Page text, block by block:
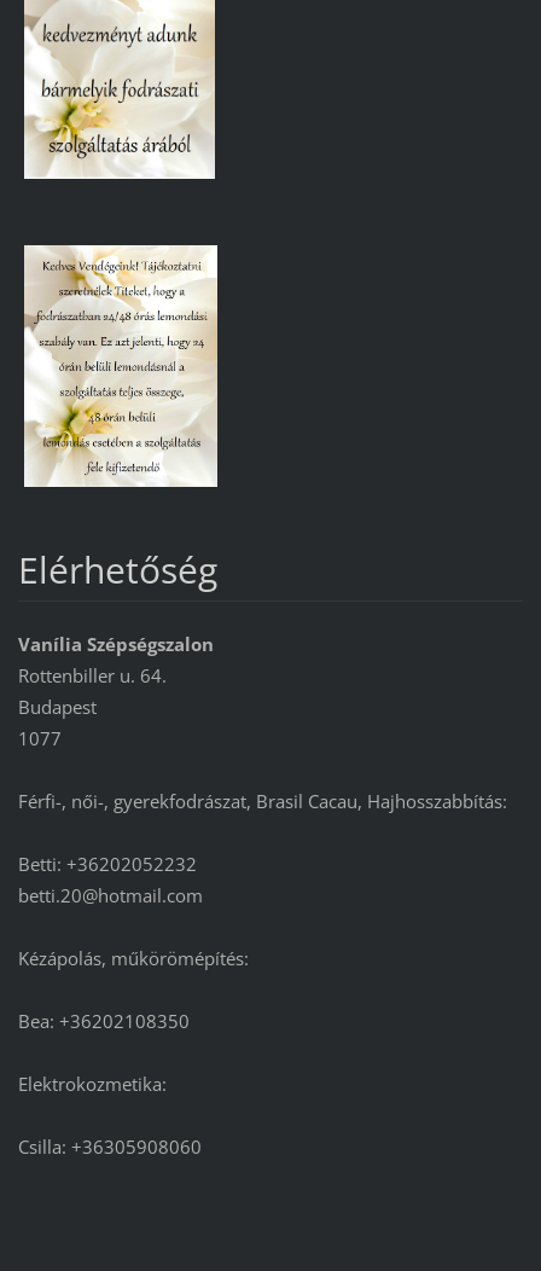
Elérhetőség
Vanília Szépségszalon
Rottenbiller u. 64.
Budapest
1077
Férfi-, női-, gyerekfodrászat, Brasil Cacau, Hajhosszabbítás:
Betti: +36202052232
betti.20@hotmail.com
Kézápolás, műkörömépítés:
Bea: +36202108350
Elektrokozmetika:
Csilla: +36305908060